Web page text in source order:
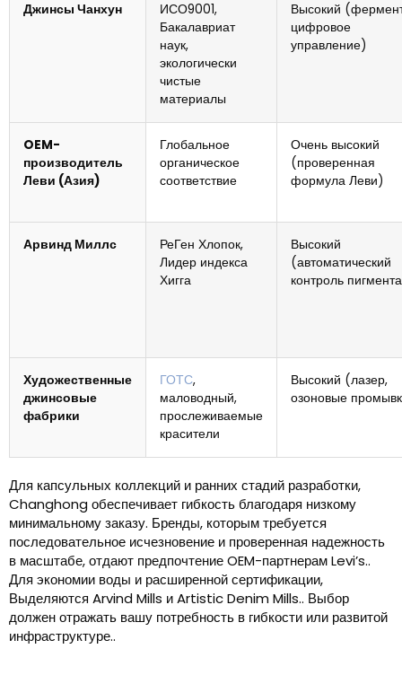
Джинсы Чанхун
ИСО9001,
Бакалавриат
наук,
экологически
чистые
материалы
Высокий
цифровое
управление)
OEM-
производитель
Леви (Азия)
Глобальное
органическое
соответствие
Очень высокий
(проверенная
формула Леви)
Арвинд Миллс
РеГен Хлопок,
Лидер индекса
Хигга
Высокий
(автоматический
контроль
Художественные
джинсовые
фабрики
ГОТС,
маловодный,
прослеживаемые
красители
Высокий (лазер,
озоновые
Для капсульных коллекций и ранних стадий разработки,
Changhong обеспечивает гибкость благодаря низкому
минимальному заказу. Бренды, которым требуется
последовательное исчезновение и проверенная надежность
в масштабе, отдают предпочтение OEM-партнерам Levi’s..
Для экономии воды и расширенной сертификации,
Выделяются Arvind Mills и Artistic Denim Mills.. Выбор
должен отражать вашу потребность в гибкости или развитой
инфраструктуре..